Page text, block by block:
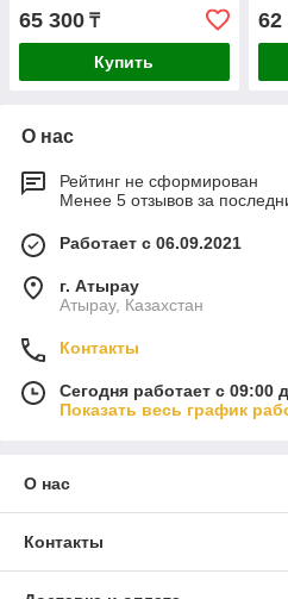
65 300 ₸
Купить
62
О нас
Рейтинг не сформирован
Менее 5 отзывов за
Работает с 06.09.2021
г. Атырау
Атырау, Казахстан
Контакты
Сегодня работает с 09:00
Показать весь график
О нас
Контакты